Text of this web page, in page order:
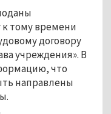
тому времени
договору
учреждения». В
что
направлены